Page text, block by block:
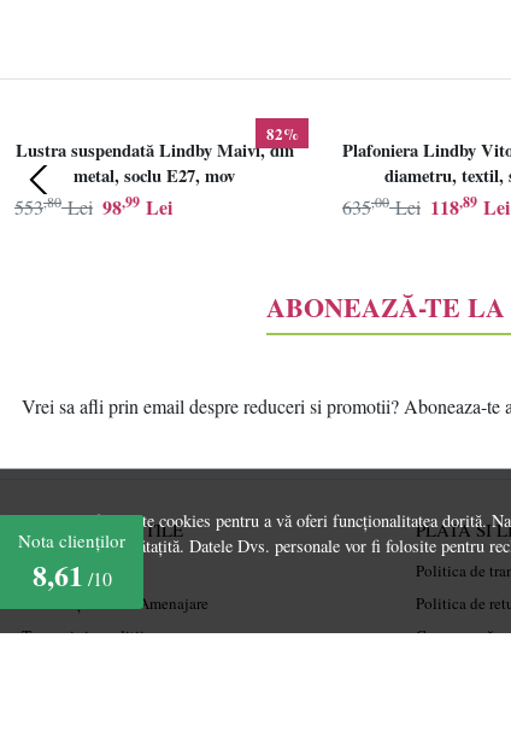
Acest site folosește cookies pentru a vă oferi funcționalitatea dorită.
experiență îmbunătațită. Datele Dvs. personale vor fi folosite pentru
82%
Lustra suspendată Lindby Maivi, din
metal, soclu E27, mov
98,99 Lei
553,80 Lei
Plafoniera Lindby
diametru, textil,
118,89 Lei
635,00 Lei
ABONEAZĂ-TE
Vrei sa afli prin email despre reduceri si promotii? Aboneaza-
INFORMATII UTILE
Despre noi
Ghiduri și Idei de Amenajare
Termeni și condiții
PLATA SI
Politica de
Politica de
Cum cumpăr
Nota clienților
8,61 /10